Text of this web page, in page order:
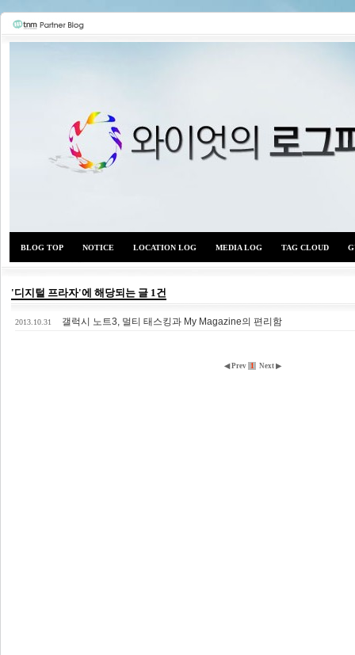
BLOG TOP NOTICE LOCATION LOG MEDIA LOG TAG CLOUD
'디지털 프라자'에 해당되는 글 1건
2013.10.31 갤럭시 노트3, 멀티 태스킹과 My Magazine의 편리함
◀ Prev 1 Next ▶